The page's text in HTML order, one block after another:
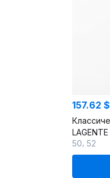
157.62 $
LAGENTE
50 52